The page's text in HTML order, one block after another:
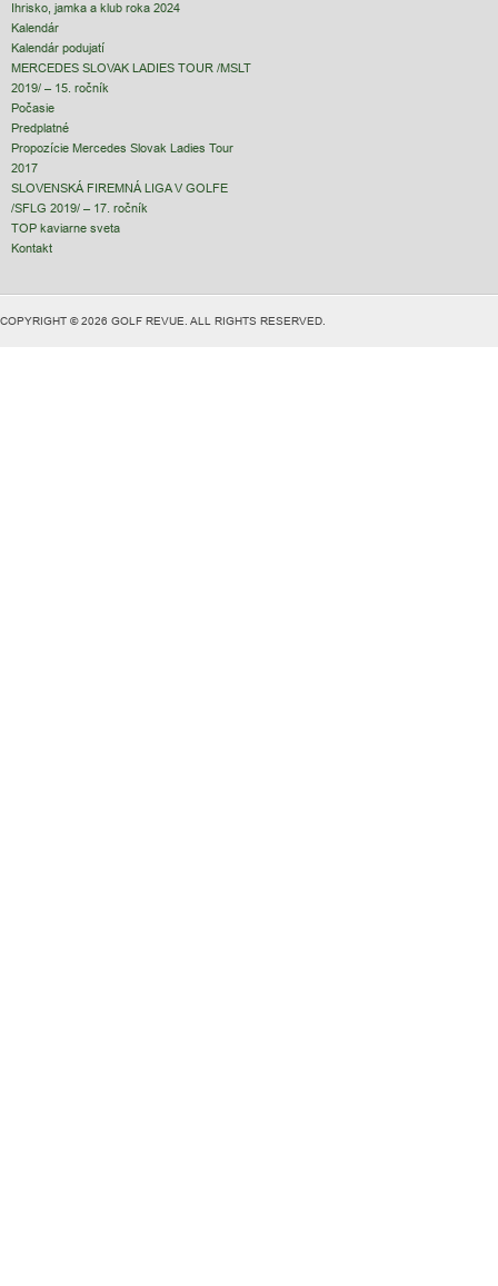
Ihrisko, jamka a klub roka 2024
Kalendár
Kalendár podujatí
MERCEDES SLOVAK LADIES TOUR /MSLT
2019/ – 15. ročník
Počasie
Predplatné
Propozície Mercedes Slovak Ladies Tour
2017
SLOVENSKÁ FIREMNÁ LIGA V GOLFE
/SFLG 2019/ – 17. ročník
TOP kaviarne sveta
Kontakt
COPYRIGHT © 2026 GOLF REVUE. ALL RIGHTS RESERVED.